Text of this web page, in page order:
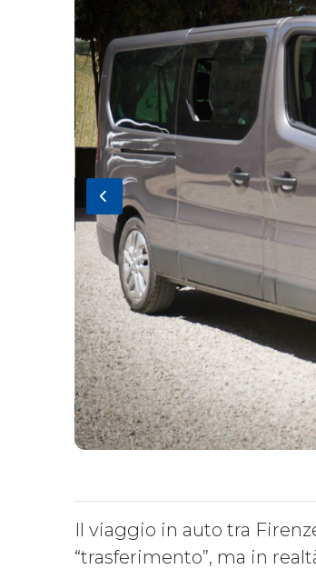
Il viaggio in auto tra
“trasferimento”, ma in